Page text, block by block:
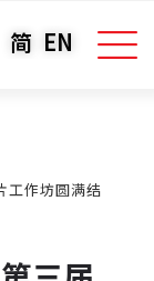
简 EN
工作坊圆满结